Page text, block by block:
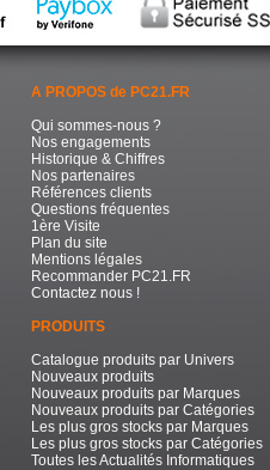
A PROPOS de PC21.FR
Qui sommes-nous ?
Nos engagements
Historique & Chiffres
Nos partenaires
Références clients
Questions fréquentes
1ère Visite
Plan du site
Mentions légales
Recommander PC21.FR
Contactez nous !
PRODUITS
Catalogue produits par Univers
Nouveaux produits
Nouveaux produits par Marques
Nouveaux produits par Catégories
Les plus gros stocks par Marques
Les plus gros stocks par Catégories
Toutes les Actualités Informatiques